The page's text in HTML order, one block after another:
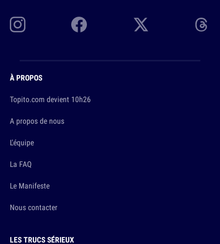
À PROPOS
Topito.com devient 10h26
A propos de nous
L'équipe
La FAQ
Le Manifeste
Nous contacter
LES TRUCS SÉRIEUX